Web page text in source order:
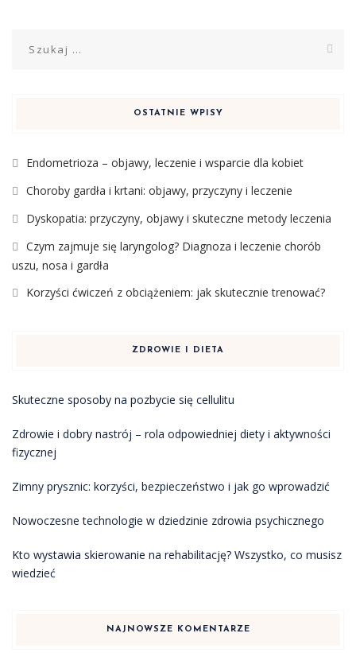
OSTATNIE WPISY
Endometrioza – objawy, leczenie i wsparcie dla kobiet
Choroby gardła i krtani: objawy, przyczyny i leczenie
Dyskopatia: przyczyny, objawy i skuteczne metody leczenia
Czym zajmuje się laryngolog? Diagnoza i leczenie chorób
uszu, nosa i gardła
Korzyści ćwiczeń z obciążeniem: jak skutecznie trenować?
ZDROWIE I DIETA
Skuteczne sposoby na pozbycie się cellulitu
Zdrowie i dobry nastrój – rola odpowiedniej diety i aktywności
fizycznej
Zimny prysznic: korzyści, bezpieczeństwo i jak go wprowadzić
Nowoczesne technologie w dziedzinie zdrowia psychicznego
Kto wystawia skierowanie na rehabilitację? Wszystko, co musisz
wiedzieć
NAJNOWSZE KOMENTARZE